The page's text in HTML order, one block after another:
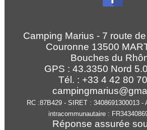
Camping Marius - 7 route
Couronne 13500
Bouches du
GPS : 43.3350 Nord
Tél. : +33 4 42 80
RC :87B429 - SIRET : 3408691300013 -
intracommunautaire :
Réponse assurée